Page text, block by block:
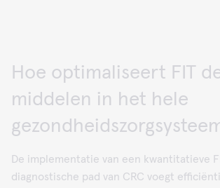
Hoe optimaliseert FIT
middelen in het hele
De implementatie van een kwantitatieve
diagnostische pad van CRC voegt